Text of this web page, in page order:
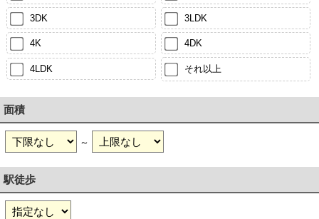
3DK 3LDK
4K 4DK
4LDK それ以上
面積
～
駅徒歩